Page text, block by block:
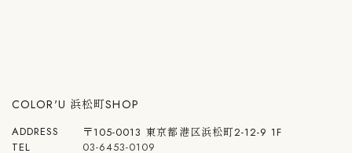
COLOR'U 浜松町SHOP
ADDRESS
〒105-0013 東京都港区浜松町2-12-9 1F
TEL
03-6453-0109